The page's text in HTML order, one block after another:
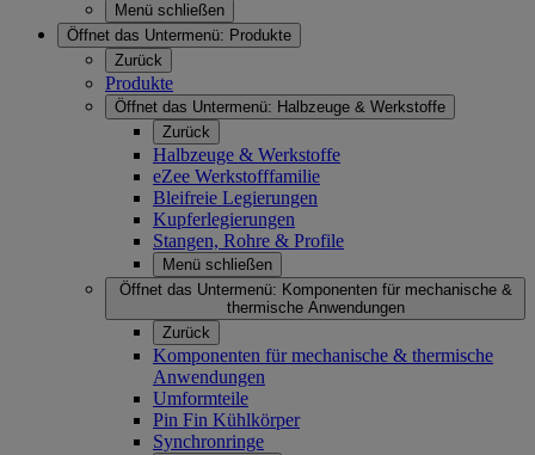
Menü schließen
Öffnet das Untermenü: Produkte
Zurück
Produkte
Öffnet das Untermenü: Halbzeuge & Werkstoffe
Zurück
Halbzeuge & Werkstoffe
eZee Werkstofffamilie
Bleifreie Legierungen
Kupferlegierungen
Stangen, Rohre & Profile
Menü schließen
Öffnet das Untermenü: Komponenten für mechanische &
thermische Anwendungen
Zurück
Komponenten für mechanische & thermische
Anwendungen
Umformteile
Pin Fin Kühlkörper
Synchronringe